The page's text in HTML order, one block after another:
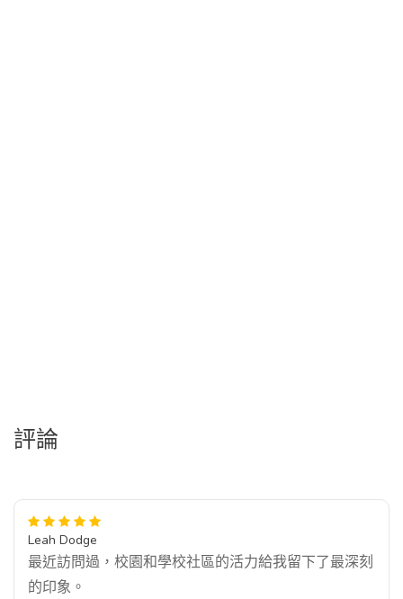
評論
Leah Dodge
最近訪問過，校園和學校社區的活力給我留下了最深刻
的印象。